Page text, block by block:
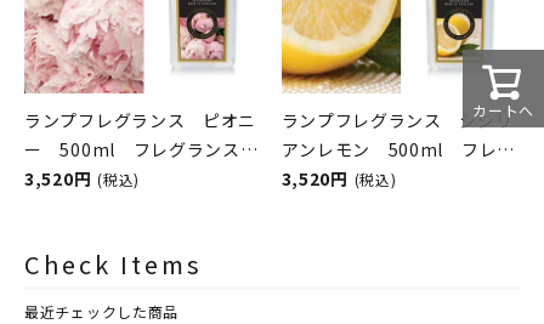
ランプフレグランス ピオニ
ー 500ml フレグランスラ
ンプ用オイル
3,520円 (税込)
ランプフレグランス シシリ
アンレモン 500ml フレグ
ランスランプ用オイル
3,520円 (税込)
Check Items
最近チェックした商品
カートへ